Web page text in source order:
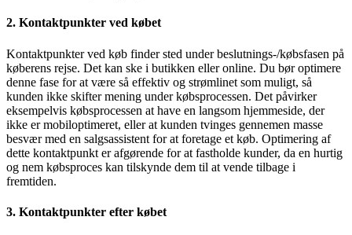
2. Kontaktpunkter ved købet
Kontaktpunkter ved køb finder sted under beslutnings-/købsfasen på
køberens rejse. Det kan ske i butikken eller online. Du bør optimere
denne fase for at være så effektiv og strømlinet som muligt, så
kunden ikke skifter mening under købsprocessen. Det påvirker
eksempelvis købsprocessen at have en langsom hjemmeside, der
ikke er mobiloptimeret, eller at kunden tvinges gennemen masse
besvær med en salgsassistent for at foretage et køb. Optimering af
dette kontaktpunkt er afgørende for at fastholde kunder, da en hurtig
og nem købsproces kan tilskynde dem til at vende tilbage i
fremtiden.
3. Kontaktpunkter efter købet